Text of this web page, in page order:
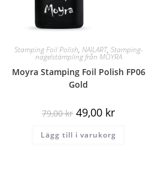
Stamping Foil Polish, NAILART, Stamping-
nagelstämpling från MOYRA
Moyra Stamping Foil Polish FP06
Gold
79,00kr 49,00 kr
Lägg till i varukorg